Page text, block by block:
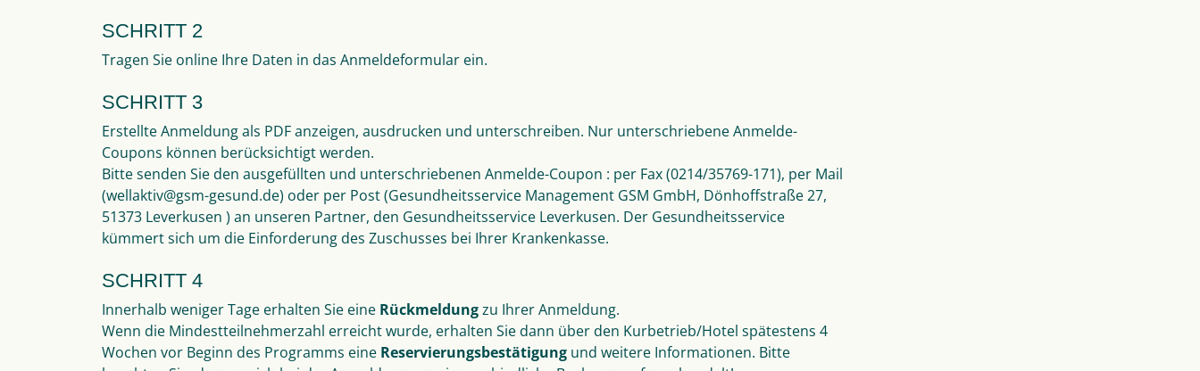
SCHRITT 2
Tragen Sie online Ihre Daten in das Anmeldeformular ein.
SCHRITT 3
Erstellte Anmeldung als PDF anzeigen, ausdrucken und unterschreiben. Nur unterschriebene Anmelde-
Coupons können berücksichtigt werden.
Bitte senden Sie den ausgefüllten und unterschriebenen Anmelde-Coupon : per Fax (0214/35769-171), per Mail
(wellaktiv@gsm-gesund.de) oder per Post (Gesundheitsservice Management GSM GmbH, Dönhoffstraße 27,
51373 Leverkusen ) an unseren Partner, den Gesundheitsservice Leverkusen. Der Gesundheitsservice
kümmert sich um die Einforderung des Zuschusses bei Ihrer Krankenkasse.
SCHRITT 4
Innerhalb weniger Tage erhalten Sie eine Rückmeldungzu Ihrer Anmeldung.
Wenn die Mindestteilnehmerzahl erreicht wurde, erhalten Sie dann über den Kurbetrieb/Hotel spätestens 4
Wochen vor Beginn des Programms eine Reservierungsbestätigung und weitere Informationen. Bitte